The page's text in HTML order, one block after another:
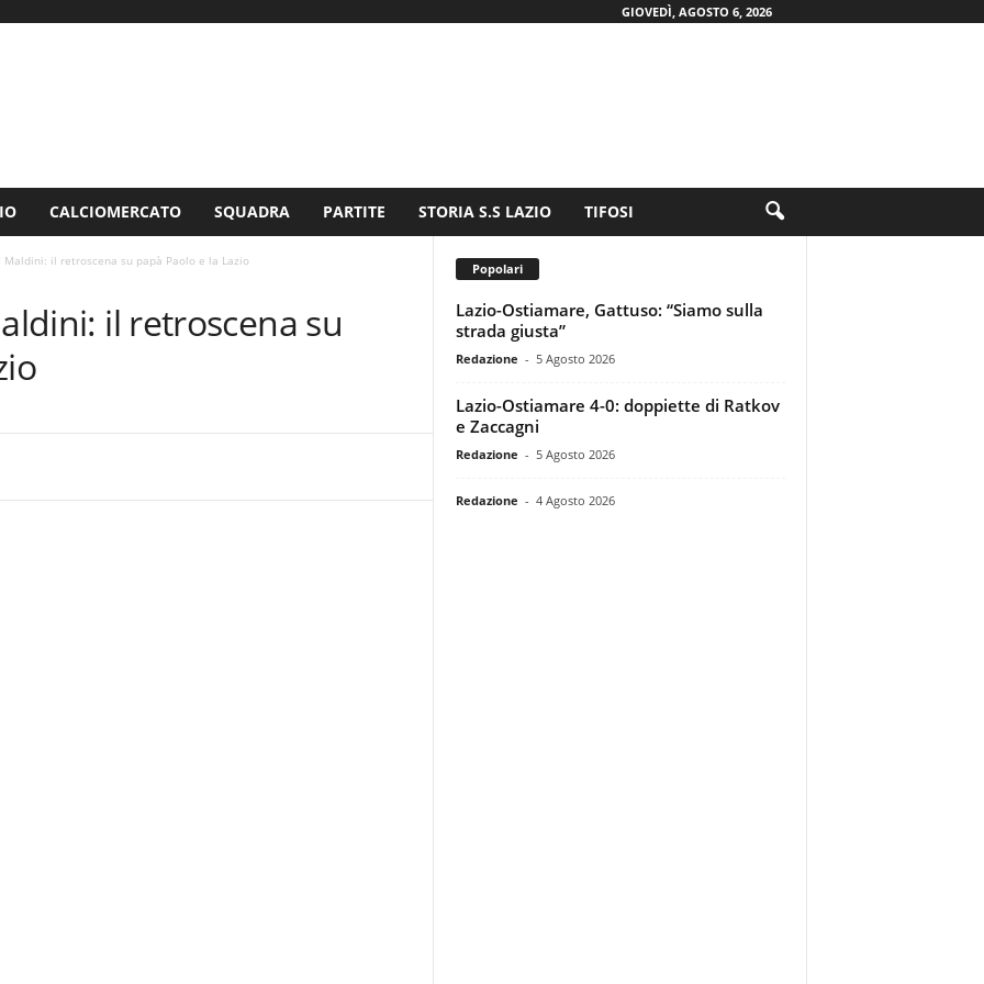
GIOVEDÌ, AGOSTO 6, 2026
CALCIOMERCATO SQUADRA PARTITE STORIA S.S LAZIO TIFOSI
il retroscena su papà Paolo e la Lazio
il retroscena su
Popolari
Lazio-Ostiamare, Gattuso: “Siamo sulla
strada giusta”
Redazione - 5 Agosto 2026
Lazio-Ostiamare 4-0: doppiette di Ratkov
e Zaccagni
Redazione - 5 Agosto 2026
Redazione - 4 Agosto 2026